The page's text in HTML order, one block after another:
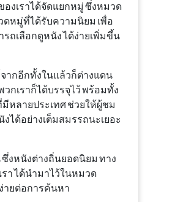
องเราได้จัดแยกหมู่ ซึ่งหมวด
หมู่ที่ได้รับความนิยม เพื่อ
ถเลือกดูหนัง ได้ง่ายเพิ่มขึ้น
จากอีกทั้งในแล้วก็ต่างแดน
วกเราก็ได้บรรจุไว้ พร้อมทั้ง
มีหลายประเทศ ช่วยให้ผู้ชม
ได้อย่างเต็มสมรรถนะเยอะ
ซึ่งหนังต่างถิ่นยอดนิยม ทาง
รา ได้นำมาไว้ในหมวด
ายต่อการค้นหา